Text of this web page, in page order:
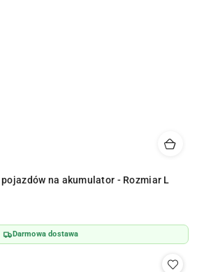
na akumulator - Rozmiar L
Darmowa dostawa